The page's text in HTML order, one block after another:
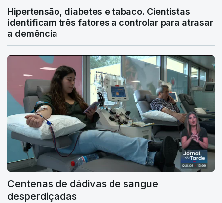
Hipertensão, diabetes e tabaco. Cientistas
identificam três fatores a controlar para atrasar
a demência
Centenas de dádivas de sangue
desperdiçadas